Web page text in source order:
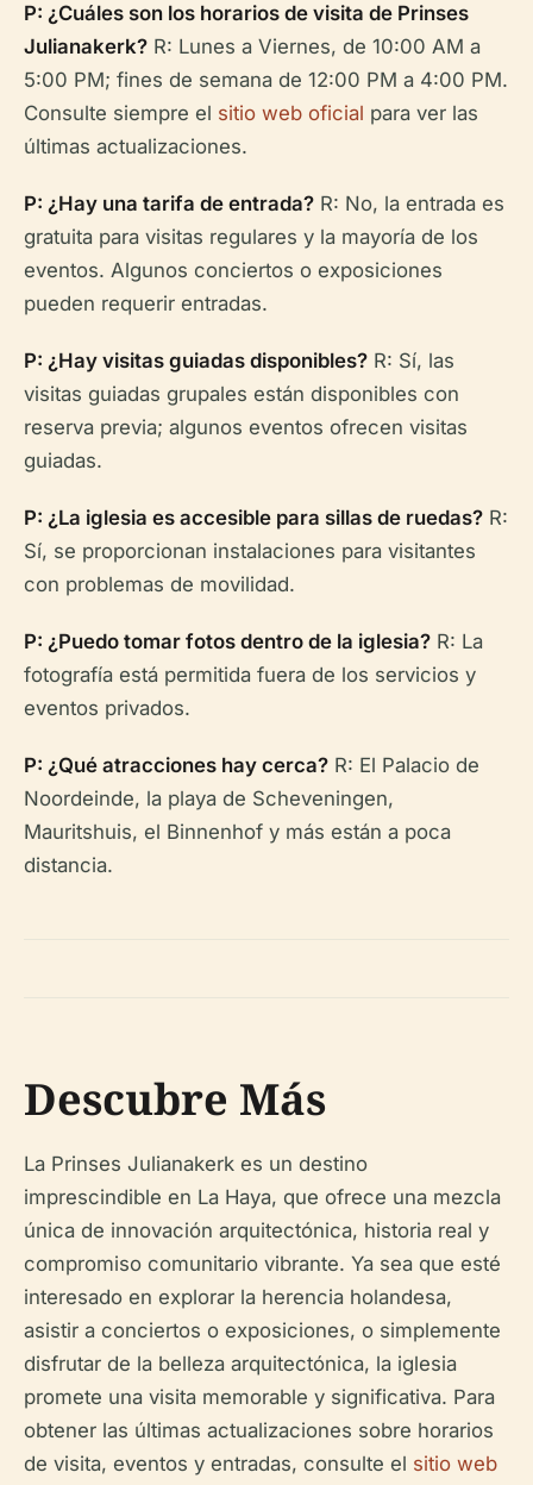
P: ¿Cuáles son los horarios de visita de Prinses
Julianakerk? R: Lunes a Viernes, de 10:00 AM a
5:00 PM; fines de semana de 12:00 PM a 4:00 PM.
Consulte siempre el sitio web oficial para ver las
últimas actualizaciones.
P: ¿Hay una tarifa de entrada? R: No, la entrada es
gratuita para visitas regulares y la mayoría de los
eventos. Algunos conciertos o exposiciones
pueden requerir entradas.
P: ¿Hay visitas guiadas disponibles? R: Sí, las
visitas guiadas grupales están disponibles con
reserva previa; algunos eventos ofrecen visitas
guiadas.
P: ¿La iglesia es accesible para sillas de ruedas? R:
Sí, se proporcionan instalaciones para visitantes
con problemas de movilidad.
P: ¿Puedo tomar fotos dentro de la iglesia? R: La
fotografía está permitida fuera de los servicios y
eventos privados.
P: ¿Qué atracciones hay cerca? R: El Palacio de
Noordeinde, la playa de Scheveningen,
Mauritshuis, el Binnenhof y más están a poca
distancia.
Descubre Más
La Prinses Julianakerk es un destino
imprescindible en La Haya, que ofrece una mezcla
única de innovación arquitectónica, historia real y
compromiso comunitario vibrante. Ya sea que esté
interesado en explorar la herencia holandesa,
asistir a conciertos o exposiciones, o simplemente
disfrutar de la belleza arquitectónica, la iglesia
promete una visita memorable y significativa. Para
obtener las últimas actualizaciones sobre horarios
de visita, eventos y entradas, consulte el sitio web